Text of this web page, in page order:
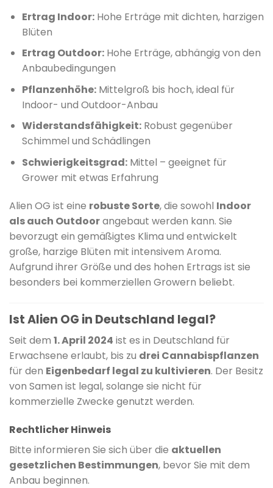
Ertrag Indoor: Hohe Erträge mit dichten, harzigen
Blüten
Ertrag Outdoor: Hohe Erträge, abhängig von den
Anbaubedingungen
Pflanzenhöhe: Mittelgroß bis hoch, ideal für
Indoor- und Outdoor-Anbau
Widerstandsfähigkeit: Robust gegenüber
Schimmel und Schädlingen
Schwierigkeitsgrad: Mittel – geeignet für
Grower mit etwas Erfahrung
Alien OG ist eine robuste Sorte, die sowohl Indoor
als auch Outdoorangebaut werden kann. Sie
bevorzugt ein gemäßigtes Klima und entwickelt
große, harzige Blüten mit intensivem Aroma.
Aufgrund ihrer Größe und des hohen Ertrags ist sie
besonders bei kommerziellen Growern beliebt.
Ist Alien OG in Deutschland legal?
Seit dem 1. April 2024 ist es in Deutschland für
Erwachsene erlaubt, bis zu drei Cannabispflanzen
für den Eigenbedarf legal zu kultivieren. Der Besitz
von Samen ist legal, solange sie nicht für
kommerzielle Zwecke genutzt werden.
Rechtlicher Hinweis
Bitte informieren Sie sich über die aktuellen
gesetzlichen Bestimmungen, bevor Sie mit dem
Anbau beginnen.